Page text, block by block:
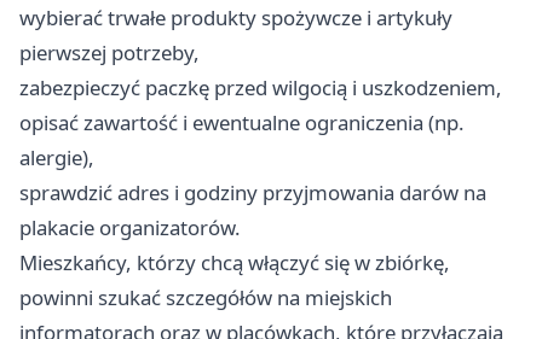
wybierać trwałe produkty spożywcze i artykuły
pierwszej potrzeby,
zabezpieczyć paczkę przed wilgocią i uszkodzeniem,
opisać zawartość i ewentualne ograniczenia (np.
alergie),
sprawdzić adres i godziny przyjmowania darów na
plakacie organizatorów.
Mieszkańcy, którzy chcą włączyć się w zbiórkę,
powinni szukać szczegółów na miejskich
informatorach oraz w placówkach, które przyłączają